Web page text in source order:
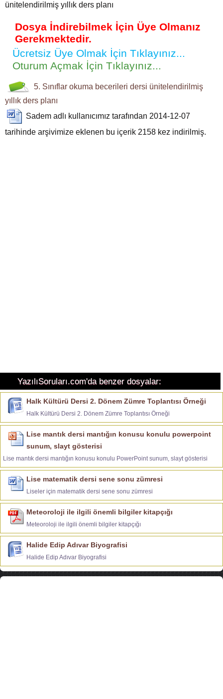
ünitelendirilmiş yıllık ders planı
Dosya İndirebilmek İçin Üye Olmanız
Gerekmektedir.
Ücretsiz Üye Olmak İçin Tıklayınız...
Oturum Açmak İçin Tıklayınız...
5. Sınıflar okuma becerileri dersi ünitelendirilmiş
yıllık ders planı
Sadem adlı kullanıcımız tarafından 2014-12-07
tarihinde arşivimize eklenen bu içerik 2158 kez indirilmiş.
YazılıSoruları.com'da benzer dosyalar:
Halk Kültürü Dersi 2. Dönem Zümre Toplantısı Örneği
Halk Kültürü Dersi 2. Dönem Zümre Toplantısı Örneği
Lise mantık dersi mantığın konusu konulu powerpoint
sunum, slayt gösterisi
Lise mantık dersi mantığın konusu konulu PowerPoint sunum, slayt gösterisi
Lise matematik dersi sene sonu zümresi
Liseler için matematik dersi sene sonu zümresi
Meteoroloji ile ilgili önemli bilgiler kitapçığı
Meteoroloji ile ilgili önemli bilgiler kitapçığı
Halide Edip Adıvar Biyografisi
Halide Edip Adıvar Biyografisi